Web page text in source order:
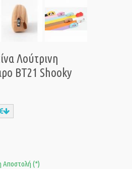
Λούτρινη
BT21 Shooky
Αποστολή (*)